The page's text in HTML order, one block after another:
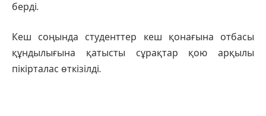
берді.
Кеш соңында студенттер кеш қонағына отбасы
құндылығына қатысты сұрақтар қою арқылы
пікірталас өткізілді.